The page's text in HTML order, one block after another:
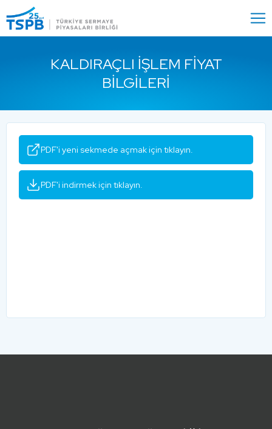
Close
KALDIRAÇLI İŞLEM FIYAT
BILGILERI
PDF'i yeni sekmede açmak için tıklayın.
PDF'i indirmek için tıklayın.